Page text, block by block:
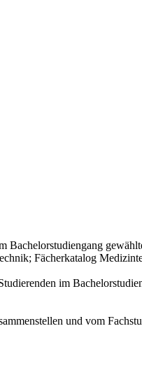
Bachelorstudiengang
Fächerkatalog
im
und vom